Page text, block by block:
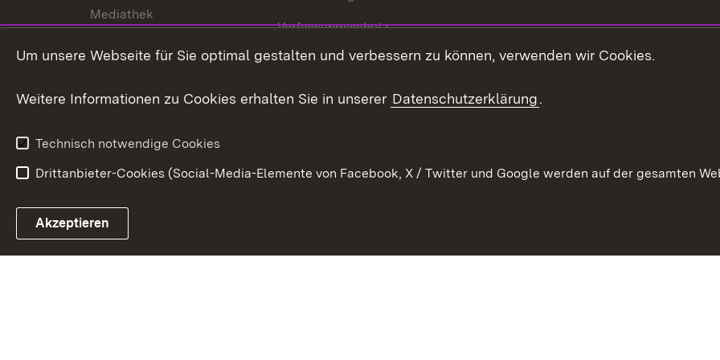
Mediathek
Publikationen
Verfassungsschutz
Datenschutz
Glücksspielrecht
Link zum Landesportal
Um unsere Webseite für Sie optimal gestalten und verbessern zu können, verwenden wir Cookies.
Weitere Informationen zu Cookies erhalten Sie in unserer Datenschutzerklärung.
Technisch notwendige Cookies
Drittanbieter-Cookies (Social-Media-Elemente von Facebook, X / Twitter und Google werden auf der gesamten
Akzeptieren